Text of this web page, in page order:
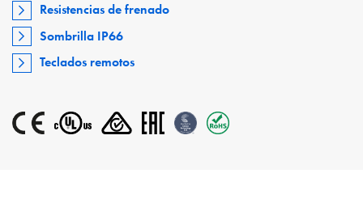
Resistencias de frenado
Sombrilla IP66
Teclados remotos